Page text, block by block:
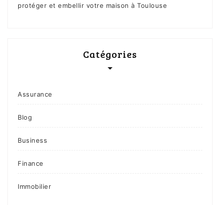
protéger et embellir votre maison à Toulouse
Catégories
Assurance
Blog
Business
Finance
Immobilier